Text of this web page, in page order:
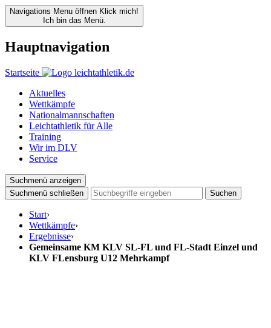
Navigations Menu öffnen Klick mich!
Ich bin das Menü.
Hauptnavigation
Startseite
Aktuelles
Wettkämpfe
Nationalmannschaften
Leichtathletik für Alle
Training
Wir im DLV
Service
Suchmenü anzeigen
Suchmenü schließen
Suchen
Start›
Wettkämpfe›
Ergebnisse›
Gemeinsame KM KLV SL-FL und FL-Stadt Einzel und
KLV FLensburg U12 Mehrkampf